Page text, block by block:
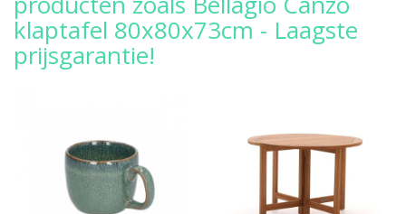
klaptafel 80x80x73cm - Laagste
prijsgarantie!